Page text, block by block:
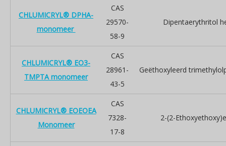
CHLUMICRYL® DPHA-
monomeer
CAS
29570-
58-9
Dipentaerythritol
CHLUMICRYL® EO3-
TMPTA monomeer
CAS
28961-
43-5
Geëthoxyleerd
CHLUMICRYL® EOEOEA
Monomeer
CAS
7328-
17-8
2-(2-